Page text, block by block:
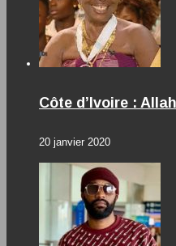
Côte d’Ivoire :
20 janvier 2020